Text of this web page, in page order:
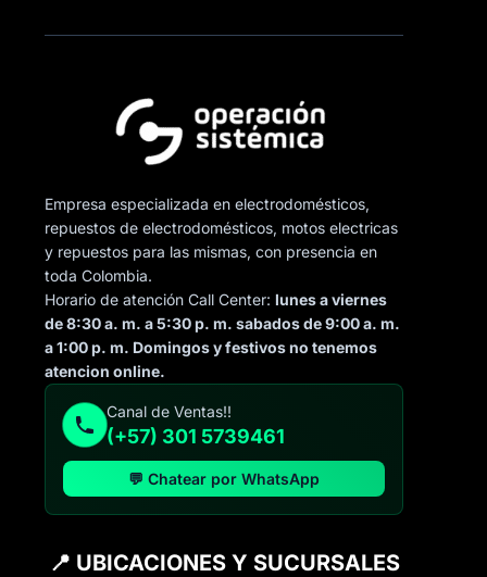
Empresa especializada en electrodomésticos,
repuestos de electrodomésticos, motos electricas
y repuestos para las mismas, con presencia en
toda Colombia.
Horario de atención Call Center:lunes a viernes
de 8:30 a. m. a 5:30 p. m. sabados de 9:00 a. m.
a 1:00 p. m. Domingos y festivos no tenemos
atencion online.
Canal de Ventas!!
(+57) 301 5739461
💬 Chatear por WhatsApp
📍 UBICACIONES Y SUCURSALES